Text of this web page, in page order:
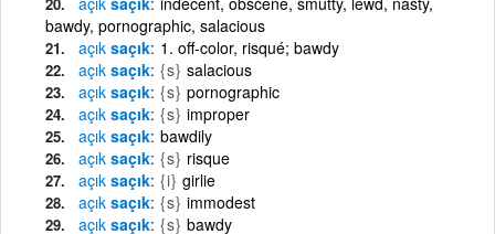
bawdy, pornographic, salacious
açık saçık 1. off-color, risqué; bawdy
açık saçık {s} salacious
açık saçık {s} pornographic
açık saçık {s} improper
açık saçık bawdily
açık saçık {s} risque
açık saçık {i} girlie
açık saçık {s} immodest
açık saçık {s} bawdy